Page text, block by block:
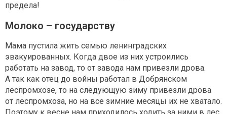
предела!
Молоко – государству
Мама пустила жить семью ленинградских
эвакуированных. Когда двое из них устроились
работать на завод, то от завода нам привезли дрова.
А так как отец до войны работал в Добрянском
леспромхозе, то на следующую зиму привезли дрова
от леспромхоза, но на все зимние месяцы их не хватало.